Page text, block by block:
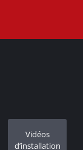
Vidéos
d’installation